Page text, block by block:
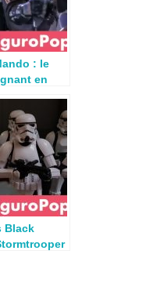
: le
en
Black